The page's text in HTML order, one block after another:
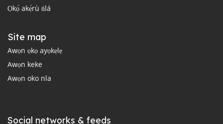
Ọkọ̀ akẹ́rù ńlá
Site map
Awọn ọkọ ayọkẹlẹ
Awọn keke
Awọn oko nla
Social networks & feeds